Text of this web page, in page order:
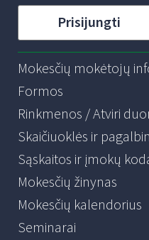
Prisijungti
Mokesčių mokėtojų
Formos
Rinkmenos / Atviri
Skaičiuoklės ir
Sąskaitos ir įmokų
Mokesčių žinynas
Mokesčių kalendorius
Seminarai